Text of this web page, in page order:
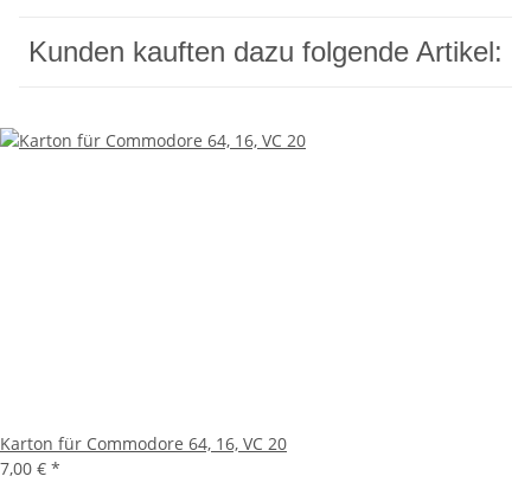
Kunden kauften dazu folgende Artikel:
Karton für Commodore 64, 16, VC 20
7,00 € *